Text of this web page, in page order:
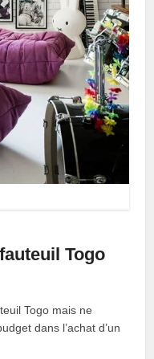
Togo
Togo mais ne
dans l’achat d’un